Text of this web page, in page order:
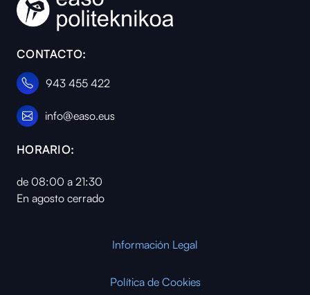
CONTACTO:
943 455 422
info@easo.eus
HORARIO:
de 08:00 a 21:30
En agosto cerrado
Información Legal
Política de Cookies